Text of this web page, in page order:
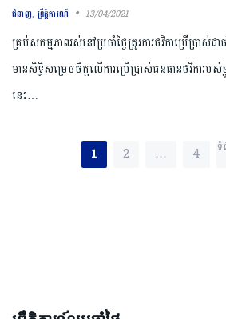
ជំនាញ, ព្រឹត្តិការណ៍ 13/04/2021
គ្រប់សកម្មភាពរស់នៅប្រចាំថ្ងៃត្រូវការថវិកាប្រើប្រាស់
មានសិទ្ធិសម្រេ​ច​​ចិត្ត​លើការប្រើប្រាស់ធនធានថវិការប
នេះ…
Posts pagination
1 2 … 4 ទំ